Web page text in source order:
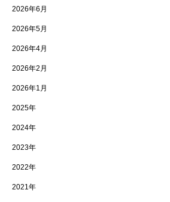
2026年6月
2026年5月
2026年4月
2026年2月
2026年1月
2025年
2024年
2023年
2022年
2021年